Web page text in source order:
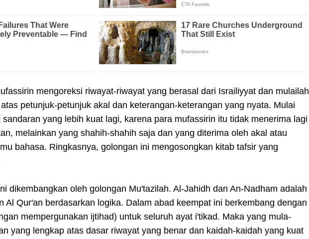
mengoreksi riwayat-riwayat yang berasal dari Israiliyyat dan mulailah
petunjuk-petunjuk akal dan keterangan-keterangan yang nyata. Mulai
yang lebih kuat lagi, karena para mufassirin itu tidak menerima lagi
melainkan yang shahih-shahih saja dan yang diterima oleh akal atau
bahasa. Ringkasnya, golongan ini mengosongkan kitab tafsir yang
dikembangkan oleh golongan Mu'tazilah. Al-Jahidh dan An-Nadham adalah
Al Qur'an berdasarkan logika. Dalam abad keempat ini berkembang dengan
mempergunakan ijtihad) untuk seluruh ayat i'tikad. Maka yang mula-
yang lengkap atas dasar riwayat yang benar dan kaidah-kaidah yang kuat